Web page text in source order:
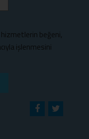
beğeni,
işlenmesini